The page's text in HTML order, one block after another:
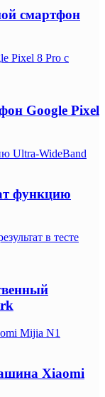
смартфон
Pixel 8 Pro с
Google Pixel
Ultra-WideBand
функцию
в тесте
Mijia N1
Xiaomi